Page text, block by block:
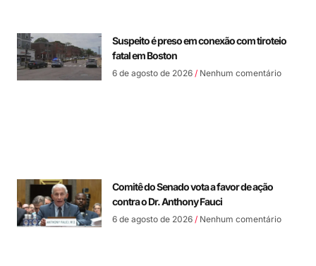
Suspeito é preso em conexão com tiroteio
fatal em Boston
6 de agosto de 2026 Nenhum comentário
Comitê do Senado vota a favor de ação
contra o Dr. Anthony Fauci
6 de agosto de 2026 Nenhum comentário